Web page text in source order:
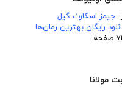
جیمز اسکارث گیل
رایگان بهترین رمان‌ها
مولانا